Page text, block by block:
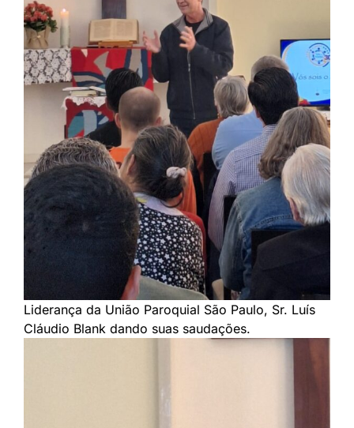
Liderança da União Paroquial São Paulo, Sr. Luís
Cláudio Blank dando suas saudações.